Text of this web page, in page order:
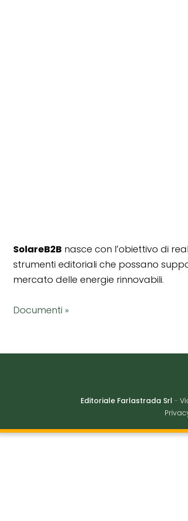
SolareB2B nasce con l’obiettivo di
strumenti editoriali che possano
mercato delle energie rinnovabili.
Documenti »
Editoriale Farlastrada Srl -